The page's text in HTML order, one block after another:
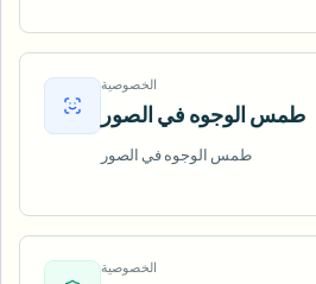
الخصوصية
طمس الوجوه في الصور
طمس الوجوه في الصور
الخصوصية